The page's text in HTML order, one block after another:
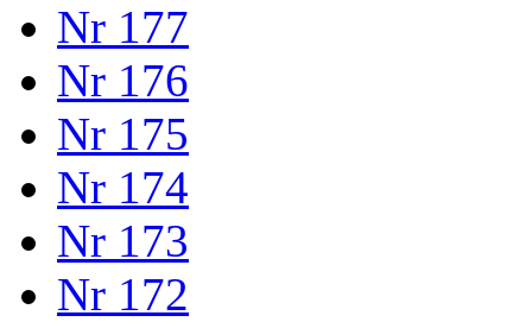
Nr 177
Nr 176
Nr 175
Nr 174
Nr 173
Nr 172